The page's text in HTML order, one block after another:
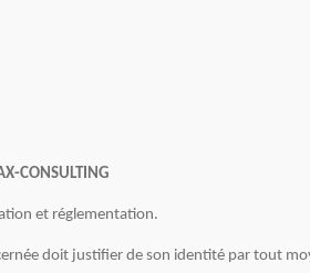
CONSULTING
et réglementation.
doit justifier de son identité par tout